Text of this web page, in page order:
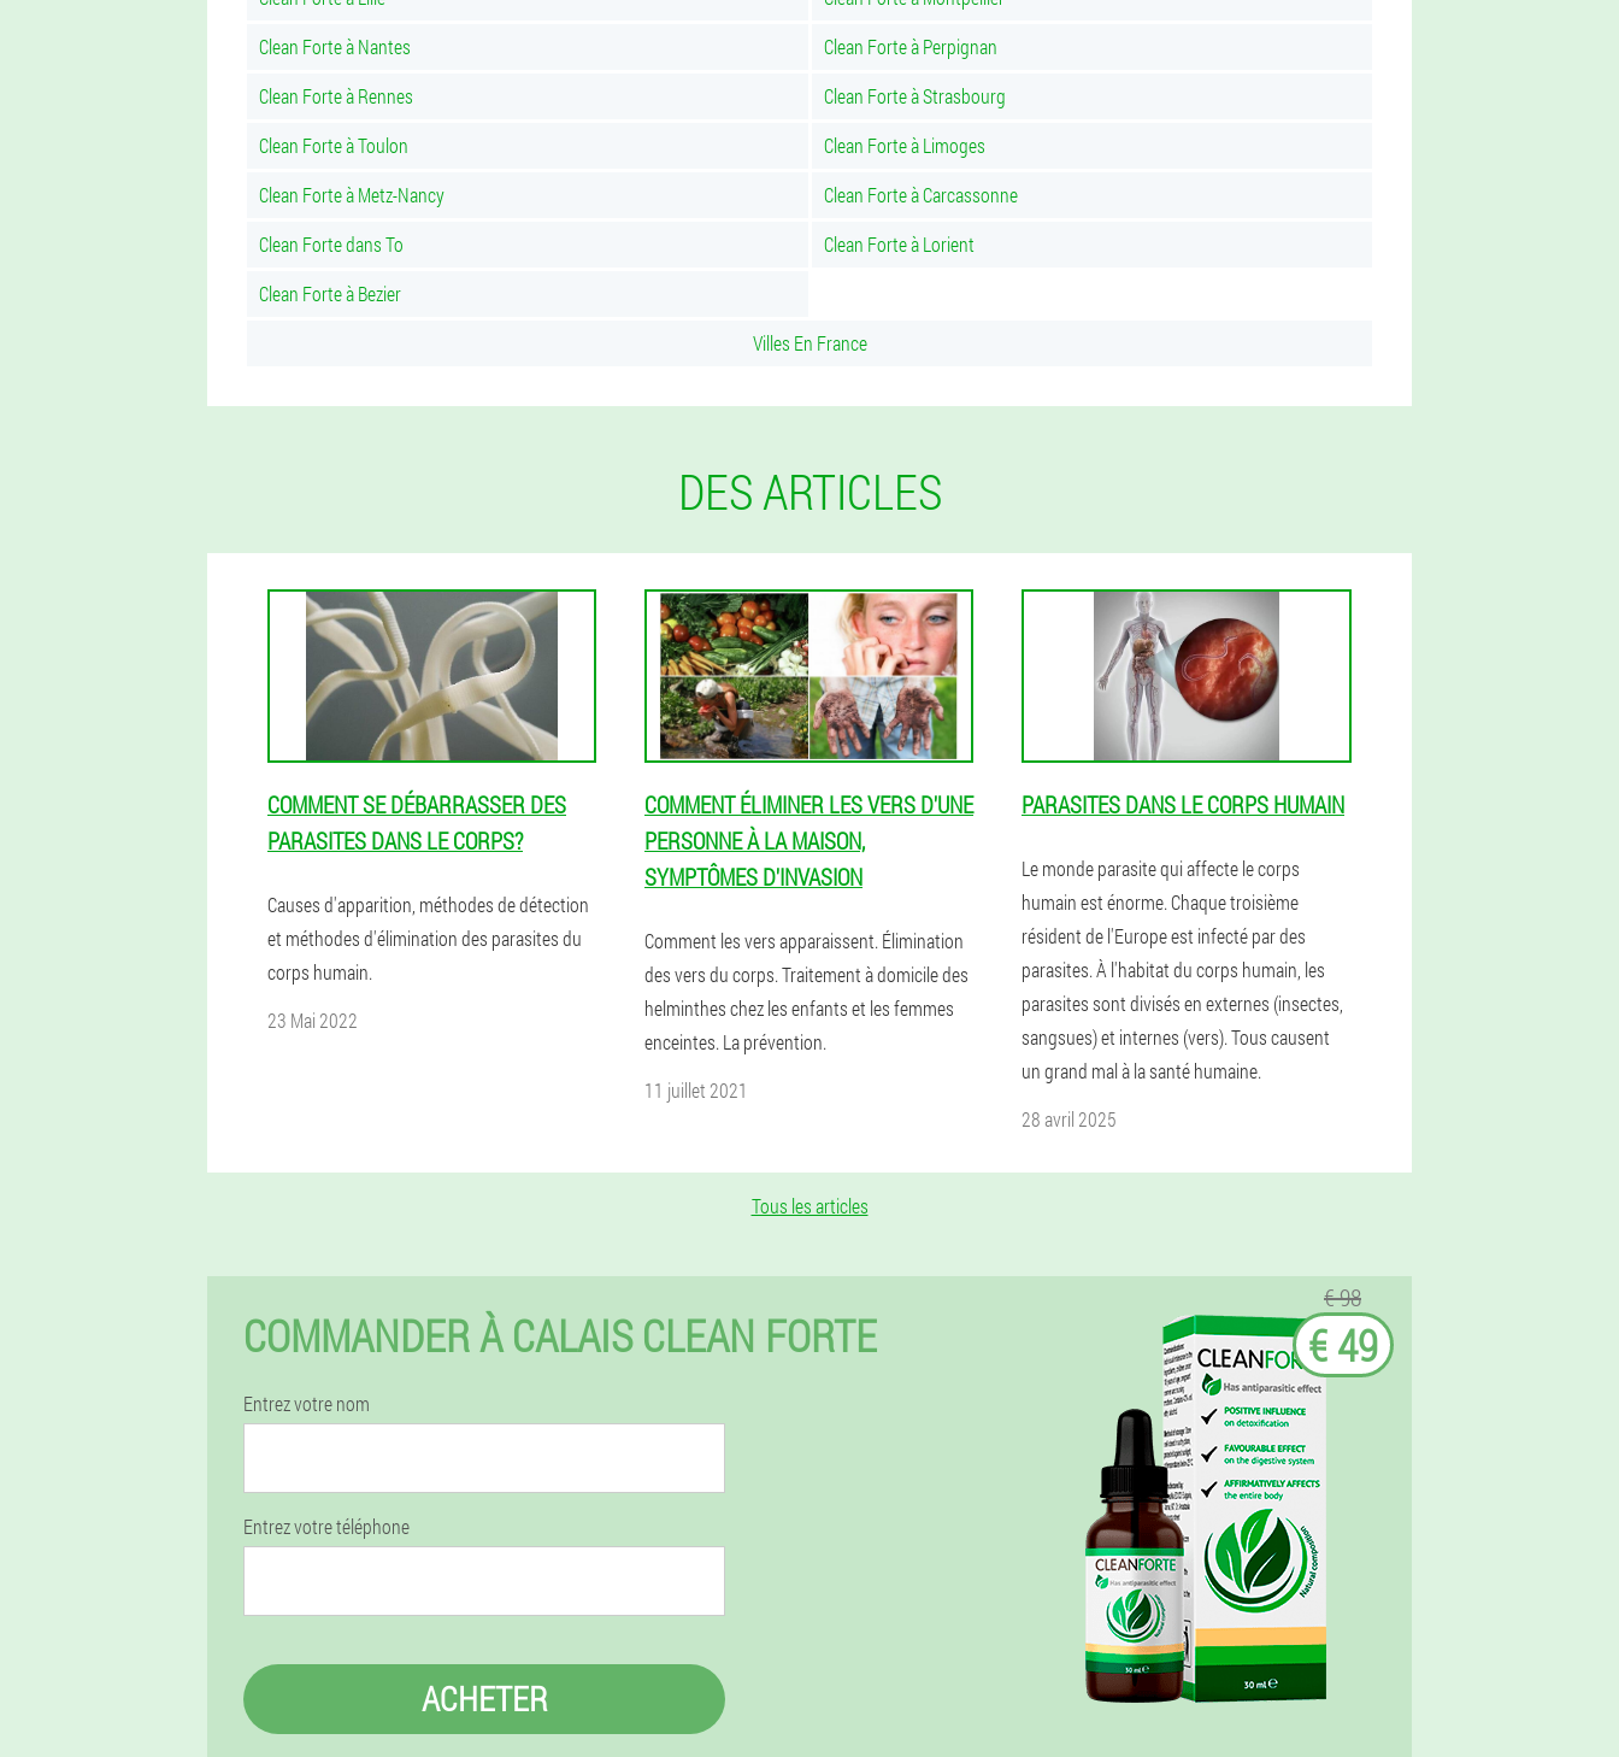
Clean Forte à Nantes
Clean Forte à Perpignan
Clean Forte à Rennes
Clean Forte à Strasbourg
Clean Forte à Toulon
Clean Forte à Limoges
Clean Forte à Metz-Nancy
Clean Forte à Carcassonne
Clean Forte dans To
Clean Forte à Lorient
Clean Forte à Bezier
Villes En France
DES ARTICLES
COMMENT SE DÉBARRASSER DES
PARASITES DANS LE CORPS?
Causes d'apparition, méthodes de détection
et méthodes d'élimination des parasites du
corps humain.
23 Mai 2022
COMMENT ÉLIMINER LES VERS D'UNE
PERSONNE À LA MAISON,
SYMPTÔMES D'INVASION
Comment les vers apparaissent. Élimination
des vers du corps. Traitement à domicile des
helminthes chez les enfants et les femmes
enceintes. La prévention.
11 juillet 2021
PARASITES DANS LE CORPS HUMAIN
Le monde parasite qui affecte le corps
humain est énorme. Chaque troisième
résident de l'Europe est infecté par des
parasites. À l'habitat du corps humain, les
parasites sont divisés en externes (insectes,
sangsues) et internes (vers). Tous causent
un grand mal à la santé humaine.
28 avril 2025
Tous les articles
COMMANDER À CALAIS CLEAN FORTE
Entrez votre nom
Entrez votre téléphone
ACHETER
€ 98
€ 49